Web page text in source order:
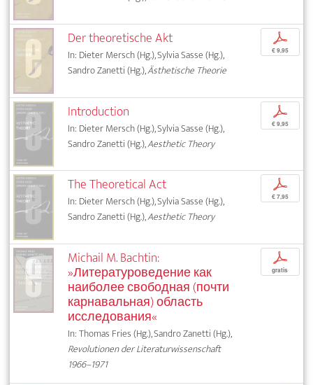
Der theoretische Akt
In: Dieter Mersch (Hg.), Sylvia Sasse (Hg.),
Sandro Zanetti (Hg.),Ästhetische Theorie
p
€ 9,95
Introduction
In: Dieter Mersch (Hg.), Sylvia Sasse (Hg.),
Sandro Zanetti (Hg.),Aesthetic Theory
p
€ 9,95
The Theoretical Act
In: Dieter Mersch (Hg.), Sylvia Sasse (Hg.),
Sandro Zanetti (Hg.),Aesthetic Theory
p
€ 7,95
Michail M. Bachtin:
»Литературоведение как
наиболее свободная (почти
карнавальная) область
исследования«
In: Thomas Fries (Hg.), Sandro Zanetti (Hg.),
Revolutionen der Literaturwissenschaft
1966–1971
p
gratis